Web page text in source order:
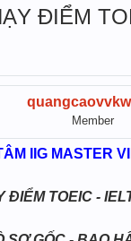
ĐIỂM
Member
IIG MASTER
ĐIỂM TOEIC -